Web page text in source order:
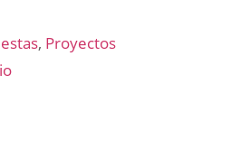
, Proyectos